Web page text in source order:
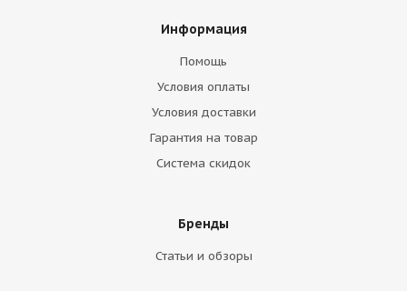
Информация
Помощь
Условия оплаты
Условия доставки
Гарантия на товар
Система скидок
Бренды
Статьи и обзоры